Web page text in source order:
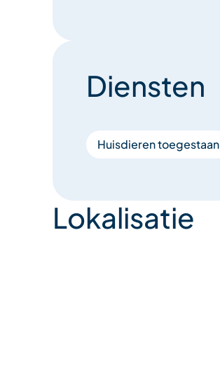
Diensten
Huisdieren toegestaan
Lokalisatie